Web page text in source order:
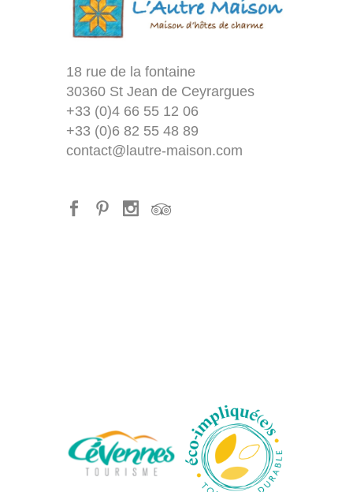
18 rue de la fontaine
30360 St Jean de Ceyrargues
+33 (0)4 66 55 12 06
+33 (0)6 82 55 48 89
contact@lautre-maison.com